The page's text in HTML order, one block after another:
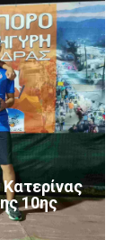
10ης